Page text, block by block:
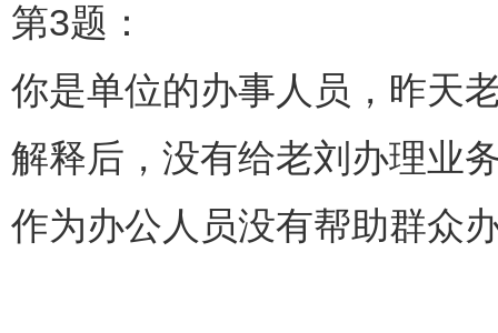
第3题：
你是单位的办事人员，昨天
解释后，没有给老刘办理业
作为办公人员没有帮助群众